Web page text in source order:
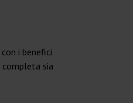
i benefici
sia